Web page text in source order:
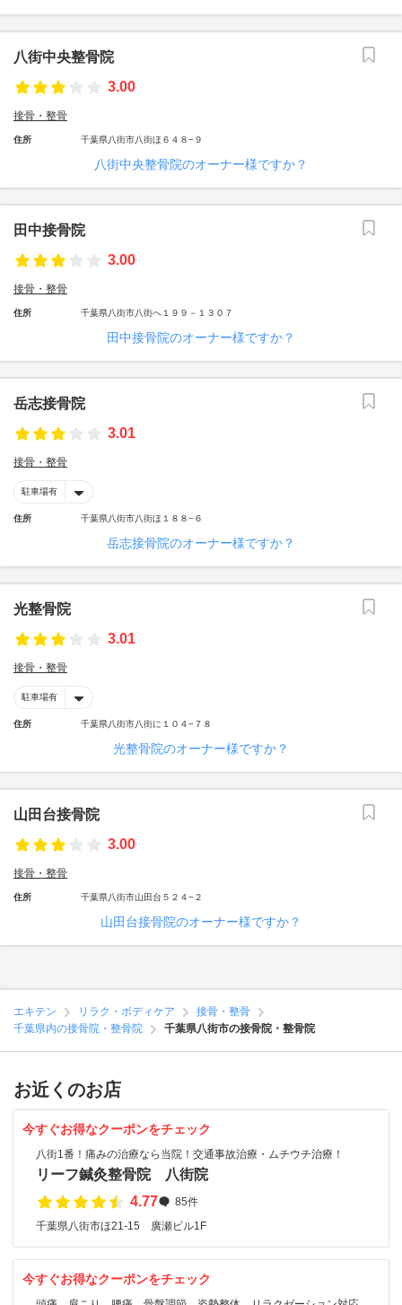
八街中央整骨院
3.00
接骨・整骨
住所 千葉県八街市八街ほ６４８−９
八街中央整骨院のオーナー様ですか？
田中接骨院
3.00
接骨・整骨
住所 千葉県八街市八街へ１９９－１３０７
田中接骨院のオーナー様ですか？
岳志接骨院
3.01
接骨・整骨
駐車場有
住所 千葉県八街市八街ほ１８８−６
岳志接骨院のオーナー様ですか？
光整骨院
3.01
接骨・整骨
駐車場有
住所 千葉県八街市八街に１０４−７８
光整骨院のオーナー様ですか？
山田台接骨院
3.00
接骨・整骨
住所 千葉県八街市山田台５２４−２
山田台接骨院のオーナー様ですか？
エキテン リラク・ボディケア
接骨・整骨
千葉県内の接骨院・整骨院
千葉県八街市の接骨院・整骨院
お近くのお店
今すぐお得なクーポンをチェック
八街1番！痛みの治療なら当院！交通事故治療・ムチウチ治療！
リーフ鍼灸整骨院 八街院
4.77
85件
千葉県八街市ほ21-15 廣瀬ビル1F
今すぐお得なクーポンをチェック